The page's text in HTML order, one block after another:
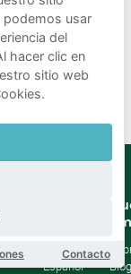
Boterhal
Inglés
Español
Blog
podemos usar
del
hacer clic en
sitio web
Contacto